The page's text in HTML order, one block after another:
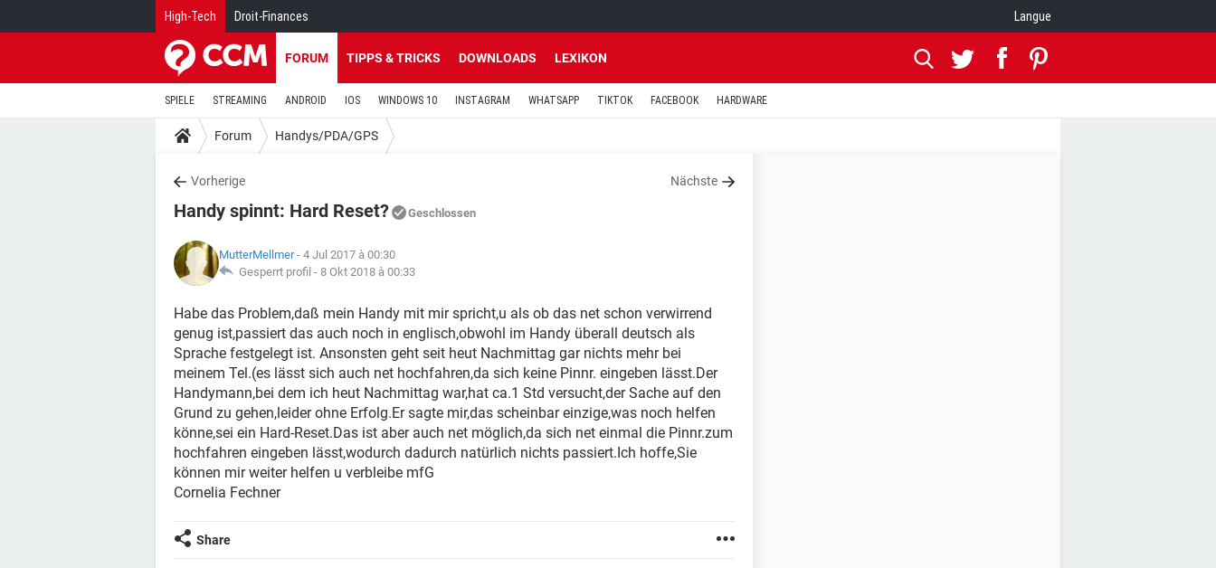
High-Tech Droit-Finances Langue
FORUM TIPPS & TRICKS DOWNLOADS LEXIKON
SPIELE STREAMING ANDROID IOS WINDOWS 10 INSTAGRAM WHATSAPP TIKTOK FACEBOOK HARDWARE
Forum Handys/PDA/GPS
Vorherige Nächste
Handy spinnt: Hard Reset? Geschlossen
MutterMellmer- 4 Jul 2017 à 00:30
Gesperrt profil - 8 Okt 2018 à 00:33
Habe das Problem,daß mein Handy mit mir spricht,u als ob das net schon verwirrend
genug ist,passiert das auch noch in englisch,obwohl im Handy überall deutsch als
Sprache festgelegt ist. Ansonsten geht seit heut Nachmittag gar nichts mehr bei
meinem Tel.(es lässt sich auch net hochfahren,da sich keine Pinnr. eingeben lässt.Der
Handymann,bei dem ich heut Nachmittag war,hat ca.1 Std versucht,der Sache auf den
Grund zu gehen,leider ohne Erfolg.Er sagte mir,das scheinbar einzige,was noch helfen
könne,sei ein Hard-Reset.Das ist aber auch net möglich,da sich net einmal die Pinnr.zum
hochfahren eingeben lässt,wodurch dadurch natürlich nichts passiert.Ich hoffe,Sie
können mir weiter helfen u verbleibe mfG
Cornelia Fechner
Share